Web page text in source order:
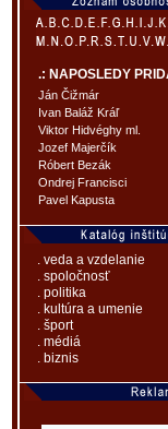
.: NAPOSLEDY
Ján Čižmár
Ivan Baláž Kráľ
Viktor Hidvéghy ml.
Jozef Majerčík
Róbert Bezák
Ondrej Francisci
Pavel Kapusta
. veda a vzdelanie
. spoločnosť
. politika
. kultúra a umenie
. šport
. médiá
. biznis